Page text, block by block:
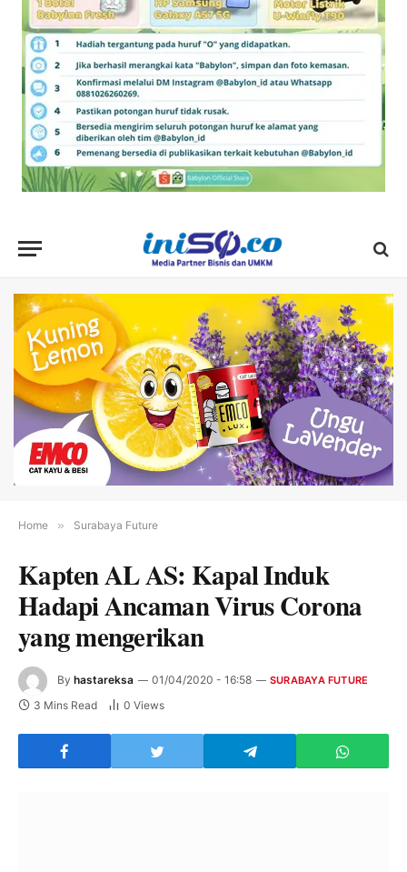
Home » Surabaya Future
Kapten AL AS: Kapal Induk
Hadapi Ancaman Virus Corona
yang mengerikan
By hastareksa 01/04/2020 - 16:58 SURABAYA FUTURE
3 Mins Read 0 Views